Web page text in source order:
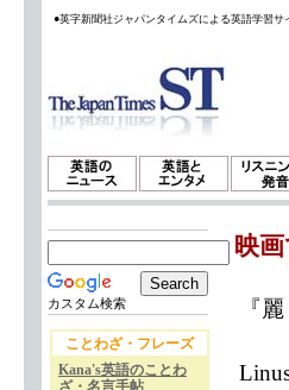
●英字新聞社ジャパンタイムズによる英語学習
カスタム検索
ことわざ・フレーズ
Kana's英語のことわ
ざ・名言手帖
映
『